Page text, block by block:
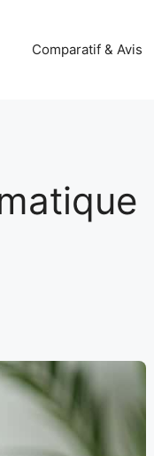
Comparatif & Avis